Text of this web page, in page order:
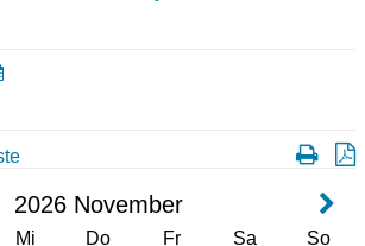
2026 November
Mi Do Fr Sa
So